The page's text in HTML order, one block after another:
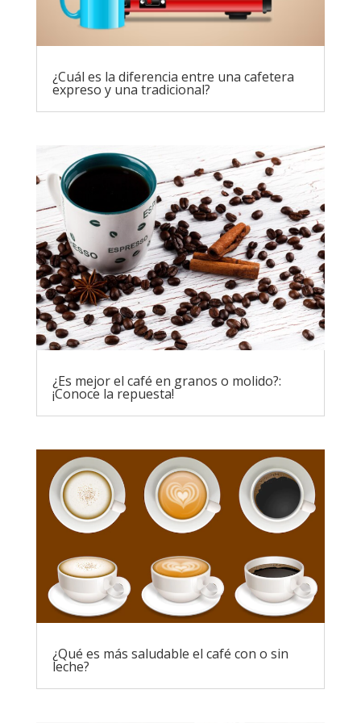
¿Cuál es la diferencia entre una cafetera
expreso y una tradicional?
¿Es mejor el café en granos o molido?:
¡Conoce la repuesta!
¿Qué es más saludable el café con o sin
leche?